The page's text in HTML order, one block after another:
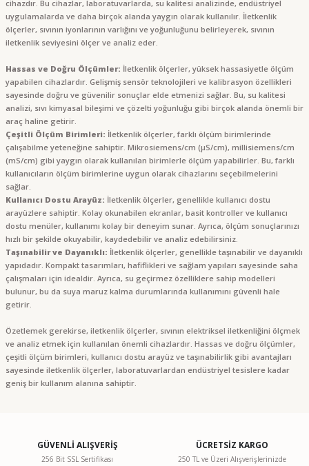
cihazdır. Bu cihazlar, laboratuvarlarda, su kalitesi analizinde, endüstriyel
uygulamalarda ve daha birçok alanda yaygın olarak kullanılır. İletkenlik
ölçerler, sıvının iyonlarının varlığını ve yoğunluğunu belirleyerek, sıvının
iletkenlik seviyesini ölçer ve analiz eder.
Hassas ve Doğru Ölçümler: İletkenlik ölçerler, yüksek hassasiyetle ölçüm
yapabilen cihazlardır. Gelişmiş sensör teknolojileri ve kalibrasyon özellikleri
sayesinde doğru ve güvenilir sonuçlar elde etmenizi sağlar. Bu, su kalitesi
analizi, sıvı kimyasal bileşimi ve çözelti yoğunluğu gibi birçok alanda önemli bir
araç haline getirir.
Çeşitli Ölçüm Birimleri: İletkenlik ölçerler, farklı ölçüm birimlerinde
çalışabilme yeteneğine sahiptir. Mikrosiemens/cm (µS/cm), millisiemens/cm
(mS/cm) gibi yaygın olarak kullanılan birimlerle ölçüm yapabilirler. Bu, farklı
kullanıcıların ölçüm birimlerine uygun olarak cihazlarını seçebilmelerini
sağlar.
Kullanıcı Dostu Arayüz: İletkenlik ölçerler, genellikle kullanıcı dostu
arayüzlere sahiptir. Kolay okunabilen ekranlar, basit kontroller ve kullanıcı
dostu menüler, kullanımı kolay bir deneyim sunar. Ayrıca, ölçüm sonuçlarınızı
hızlı bir şekilde okuyabilir, kaydedebilir ve analiz edebilirsiniz.
Taşınabilir ve Dayanıklı: İletkenlik ölçerler, genellikle taşınabilir ve dayanıklı
yapıdadır. Kompakt tasarımları, hafiflikleri ve sağlam yapıları sayesinde saha
çalışmaları için idealdir. Ayrıca, su geçirmez özelliklere sahip modelleri
bulunur, bu da suya maruz kalma durumlarında kullanımını güvenli hale
getirir.
Özetlemek gerekirse, iletkenlik ölçerler, sıvının elektriksel iletkenliğini ölçmek
ve analiz etmek için kullanılan önemli cihazlardır. Hassas ve doğru ölçümler,
çeşitli ölçüm birimleri, kullanıcı dostu arayüz ve taşınabilirlik gibi avantajları
sayesinde iletkenlik ölçerler, laboratuvarlardan endüstriyel tesislere kadar
geniş bir kullanım alanına sahiptir.
GÜVENLİ ALIŞVERİŞ
256 Bit SSL Sertifikası
ÜCRETSİZ KARGO
250 TL ve Üzeri Alışverişlerinizde